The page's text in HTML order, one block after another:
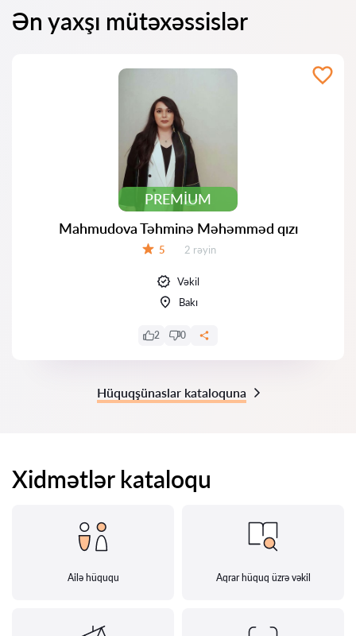
Ən yaxşı mütəxəssislər
PREMIUM
Mahmudova Təhminə Məhəmməd qızı
5 Rəylər:
2 rəyin
Vəkil
Bakı
2 0
Hüquqşünaslar kataloquna
Xidmətlər kataloqu
Ailə hüququ Aqrar hüquq üzrə vəkil